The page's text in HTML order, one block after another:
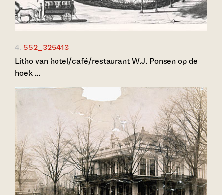
4. 552_325413
Litho van hotel/café/restaurant W.J. Ponsen op de
hoek …